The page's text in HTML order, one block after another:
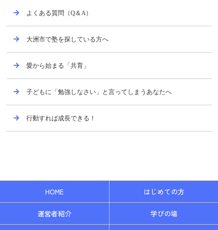
よくある質問（Q＆A）
大洲市で塾を探している方へ
愛から始まる「共育」
子どもに「勉強しなさい」と言ってしまうあなたへ
行動すれば成長できる！
HOME はじめての方
運営者紹介 学びの場